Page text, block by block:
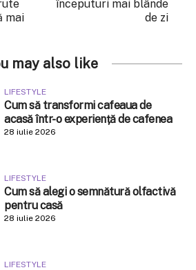
mai
începuturi mai blânde
de zi
may also like
LIFESTYLE
Cum să transformi cafeaua de
acasă într-o experiență de cafenea
28 iulie 2026
LIFESTYLE
Cum să alegi o semnătură olfactivă
pentru casă
28 iulie 2026
LIFESTYLE